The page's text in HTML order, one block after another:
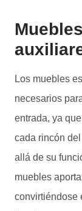
variantes.
Las
opciones
pueden
elegir
en
página
Los muebles
necesarios
entrada, ya
cada rincón
allá de su
muebles
convirtiéndose